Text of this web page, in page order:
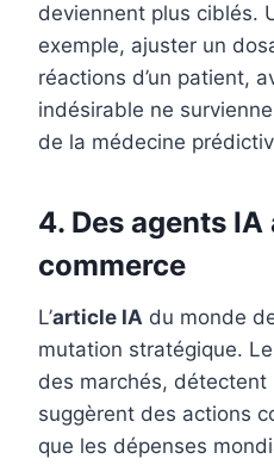
deviennent plus ciblés.
exemple, ajuster un
réactions d’un patient,
indésirable ne
de la médecine
4. Des agents
commerce
L’article IA du monde
mutation stratégique.
des marchés,
suggèrent des actions
que les dépenses